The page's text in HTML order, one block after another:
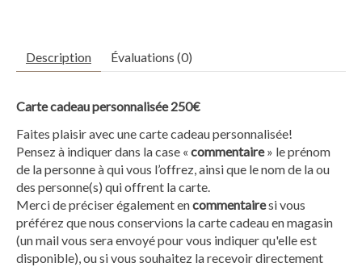
Description Évaluations (0)
Carte cadeau personnalisée 250€
Faites plaisir avec une carte cadeau personnalisée!
Pensez à indiquer dans la case « commentaire» le prénom
de la personne à qui vous l’offrez, ainsi que le nom de la ou
des personne(s) qui offrent la carte.
Merci de préciser également encommentairesi vous
préférez que nous conservions la carte cadeau en magasin
(un mail vous sera envoyé pour vous indiquer qu'elle est
disponible), ou si vous souhaitez la recevoir directement